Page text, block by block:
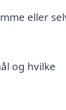
eller
og hvilke